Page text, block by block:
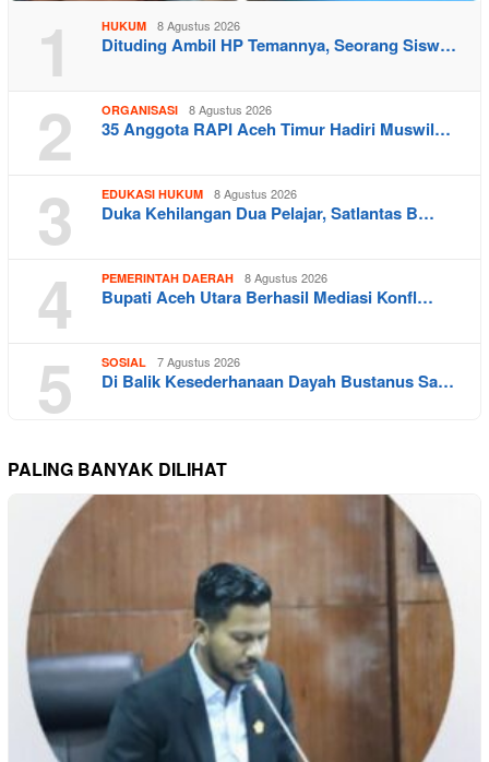
1 HUKUM 8 Agustus 2026
Dituding Ambil HP Temannya, Seorang Sisw…
2 ORGANISASI 8 Agustus 2026
35 Anggota RAPI Aceh Timur Hadiri Muswil…
3 EDUKASI HUKUM 8 Agustus 2026
Duka Kehilangan Dua Pelajar, Satlantas B…
4 PEMERINTAH DAERAH 8 Agustus 2026
Bupati Aceh Utara Berhasil Mediasi Konfl…
5 SOSIAL 7 Agustus 2026
Di Balik Kesederhanaan Dayah Bustanus Sa…
PALING BANYAK DILIHAT